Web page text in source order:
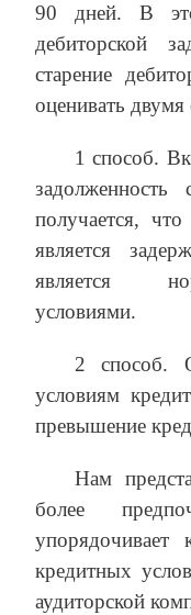
90 дней. В
дебиторской
старение
оценивать
1 способ.
получается,
является
является
условиями.
2 способ.
условиям
превышение
Нам
более
упорядочивает
кредитных
аудиторской